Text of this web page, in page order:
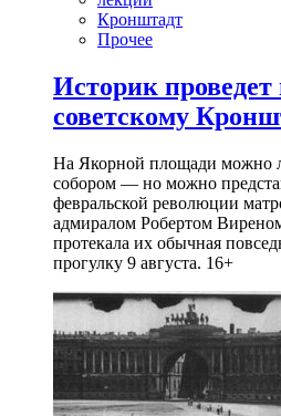
Кронштадт
Прочее
Историк
советскому
На Якорной площади можно
собором — но можно
февральской революции
адмиралом Робертом
протекала их обычная
прогулку 9 августа. 16+